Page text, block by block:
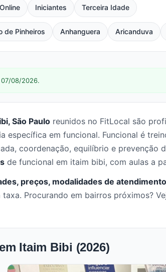
Iniciantes Terceira Idade
de Pinheiros Anhanguera Aricanduva
08/2026.
São Paulo reunidos no FitLocal são
específica em funcional. Funcional é
coordenação, equilíbrio e
de funcional em itaim bibi, com aulas a
preços, modalidades de atendimento
Procurando em bairros próximos?
Itaim Bibi (2026)